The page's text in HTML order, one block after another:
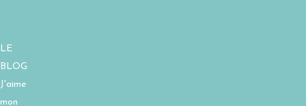
LE
BLOG
J'aime
mon